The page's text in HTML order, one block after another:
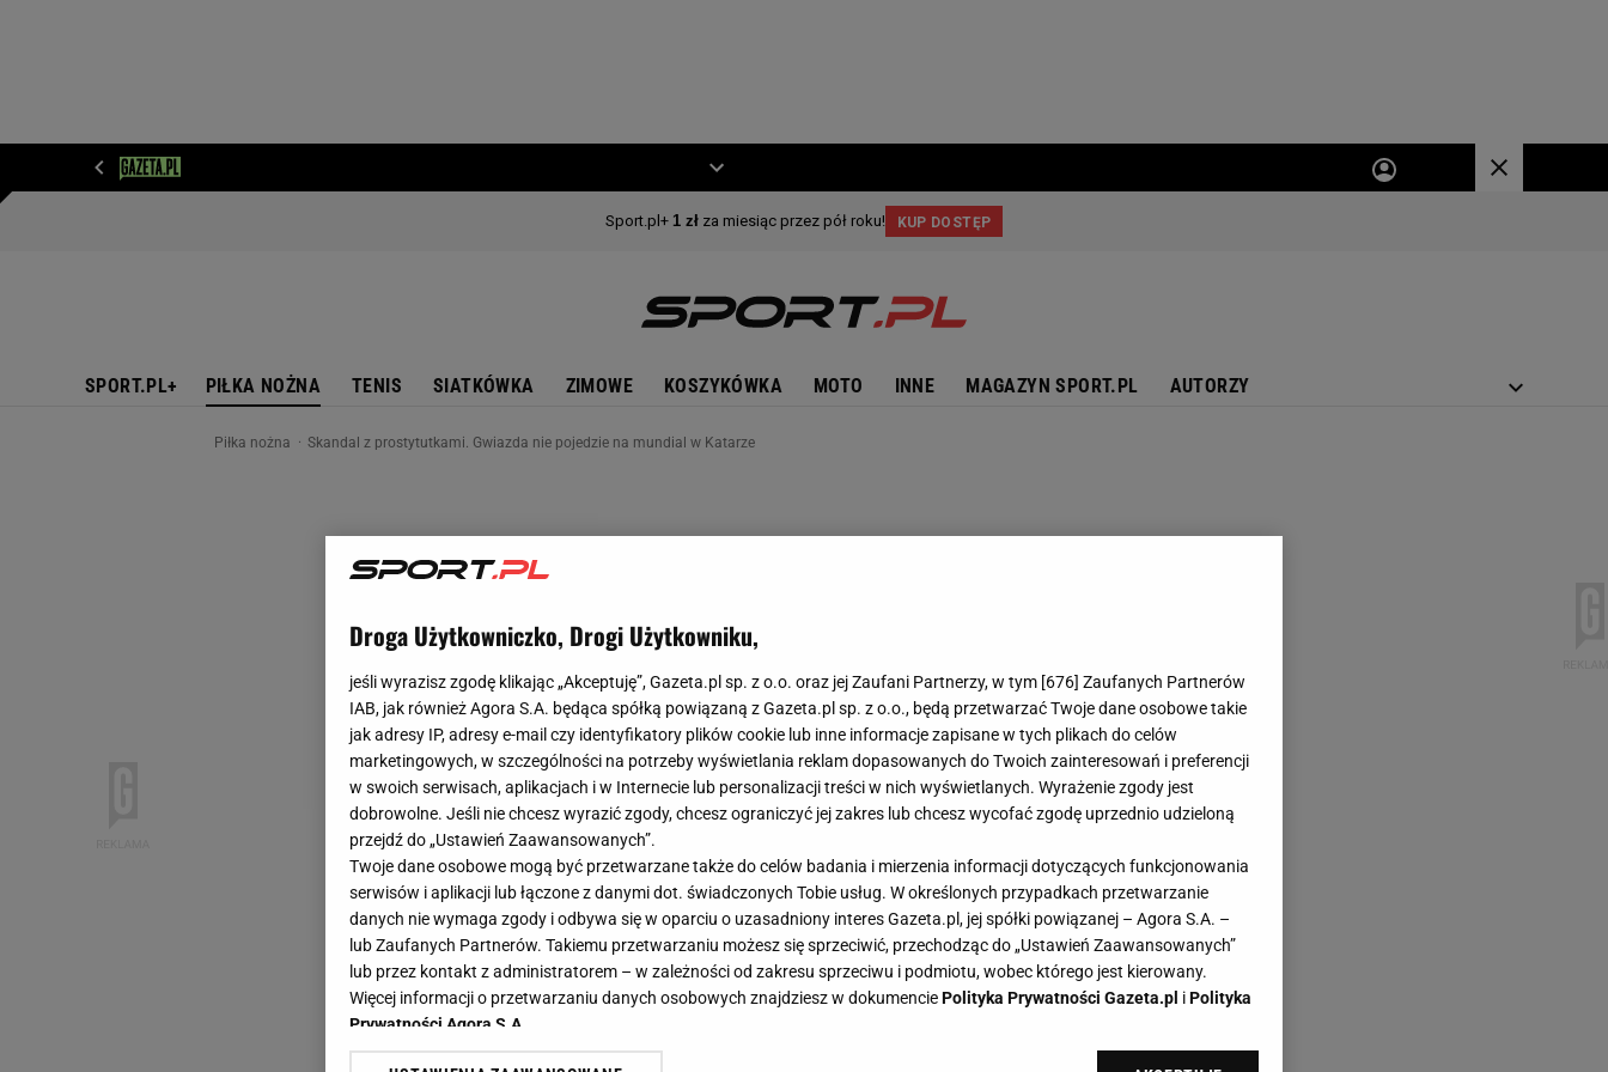
SPORT.PL+ PIŁKA NOŻNA TENIS SIATKÓWKA ZIMOWE KOSZYKÓWKA MOTO INNE MAGAZYN SPORT.PL AUTORZY
Piłka nożna Skandal z prostytutkami. Gwiazda nie pojedzie na mundial w Katarze
Droga Użytkowniczko, Drogi Użytkowniku,
jeśli wyrazisz zgodę klikając „Akceptuję”, Gazeta.pl sp. z o.o. oraz jej Zaufani Partnerzy, w tym [676] Zaufanych Partnerów
IAB, jak również Agora S.A. będąca spółką powiązaną z Gazeta.pl sp. z o.o., będą przetwarzać Twoje dane osobowe takie
jak adresy IP, adresy e-mail czy identyfikatory plików cookie lub inne informacje zapisane w tych plikach do celów
marketingowych, w szczególności na potrzeby wyświetlania reklam dopasowanych do Twoich zainteresowań i preferencji
w swoich serwisach, aplikacjach i w Internecie lub personalizacji treści w nich wyświetlanych. Wyrażenie zgody jest
dobrowolne. Jeśli nie chcesz wyrazić zgody, chcesz ograniczyć jej zakres lub chcesz wycofać zgodę uprzednio udzieloną
przejdź do „Ustawień Zaawansowanych”.
Twoje dane osobowe mogą być przetwarzane także do celów badania i mierzenia informacji dotyczących funkcjonowania
serwisów i aplikacji lub łączone z danymi dot. świadczonych Tobie usług. W określonych przypadkach przetwarzanie
danych nie wymaga zgody i odbywa się w oparciu o uzasadniony interes Gazeta.pl, jej spółki powiązanej – Agora S.A. –
lub Zaufanych Partnerów. Takiemu przetwarzaniu możesz się sprzeciwić, przechodząc do „Ustawień Zaawansowanych”
lub przez kontakt z administratorem – w zależności od zakresu sprzeciwu i podmiotu, wobec którego jest kierowany.
Więcej informacji o przetwarzaniu danych osobowych znajdziesz w dokumenciePolityka Prywatności Gazeta.pl iPolityka
Prywatności Agora S.A.